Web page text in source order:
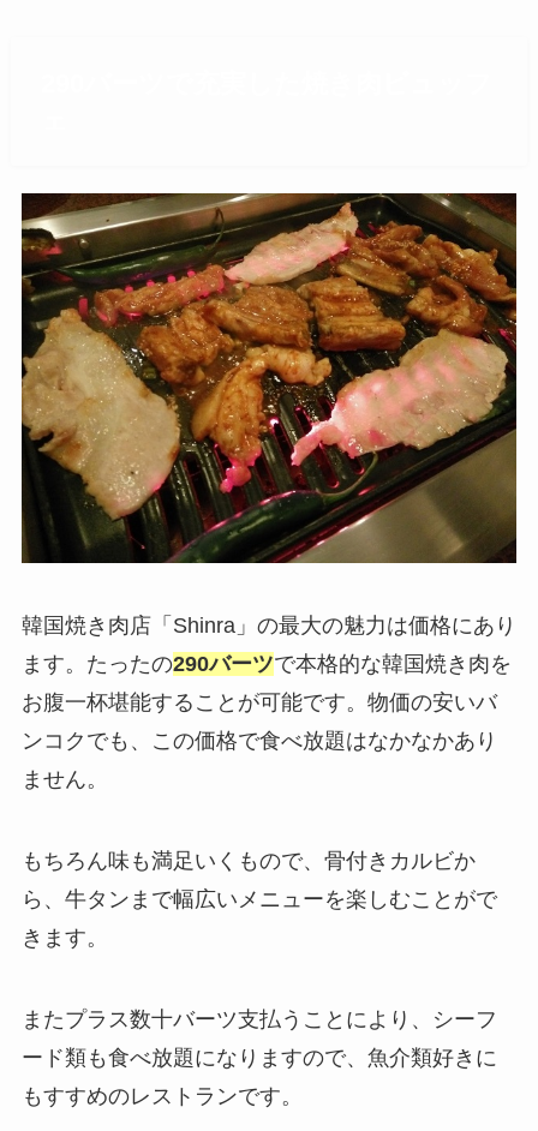
韓国焼き肉店「Shinra」の最大の魅力は価格にあり
ます。たったの290バーツで本格的な韓国焼き肉を
お腹一杯堪能することが可能です。物価の安いバ
ンコクでも、この価格で食べ放題はなかなかあり
ません。
もちろん味も満足いくもので、骨付きカルビか
ら、牛タンまで幅広いメニューを楽しむことがで
きます。
またプラス数十バーツ支払うことにより、シーフ
ード類も食べ放題になりますので、魚介類好きに
もすすめのレストランです。